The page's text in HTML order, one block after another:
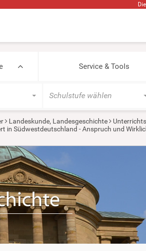
Service & Tools
Schulstufe wählen
Landeskunde, Landesgeschichte
in Südwestdeutschland - Anspruch und